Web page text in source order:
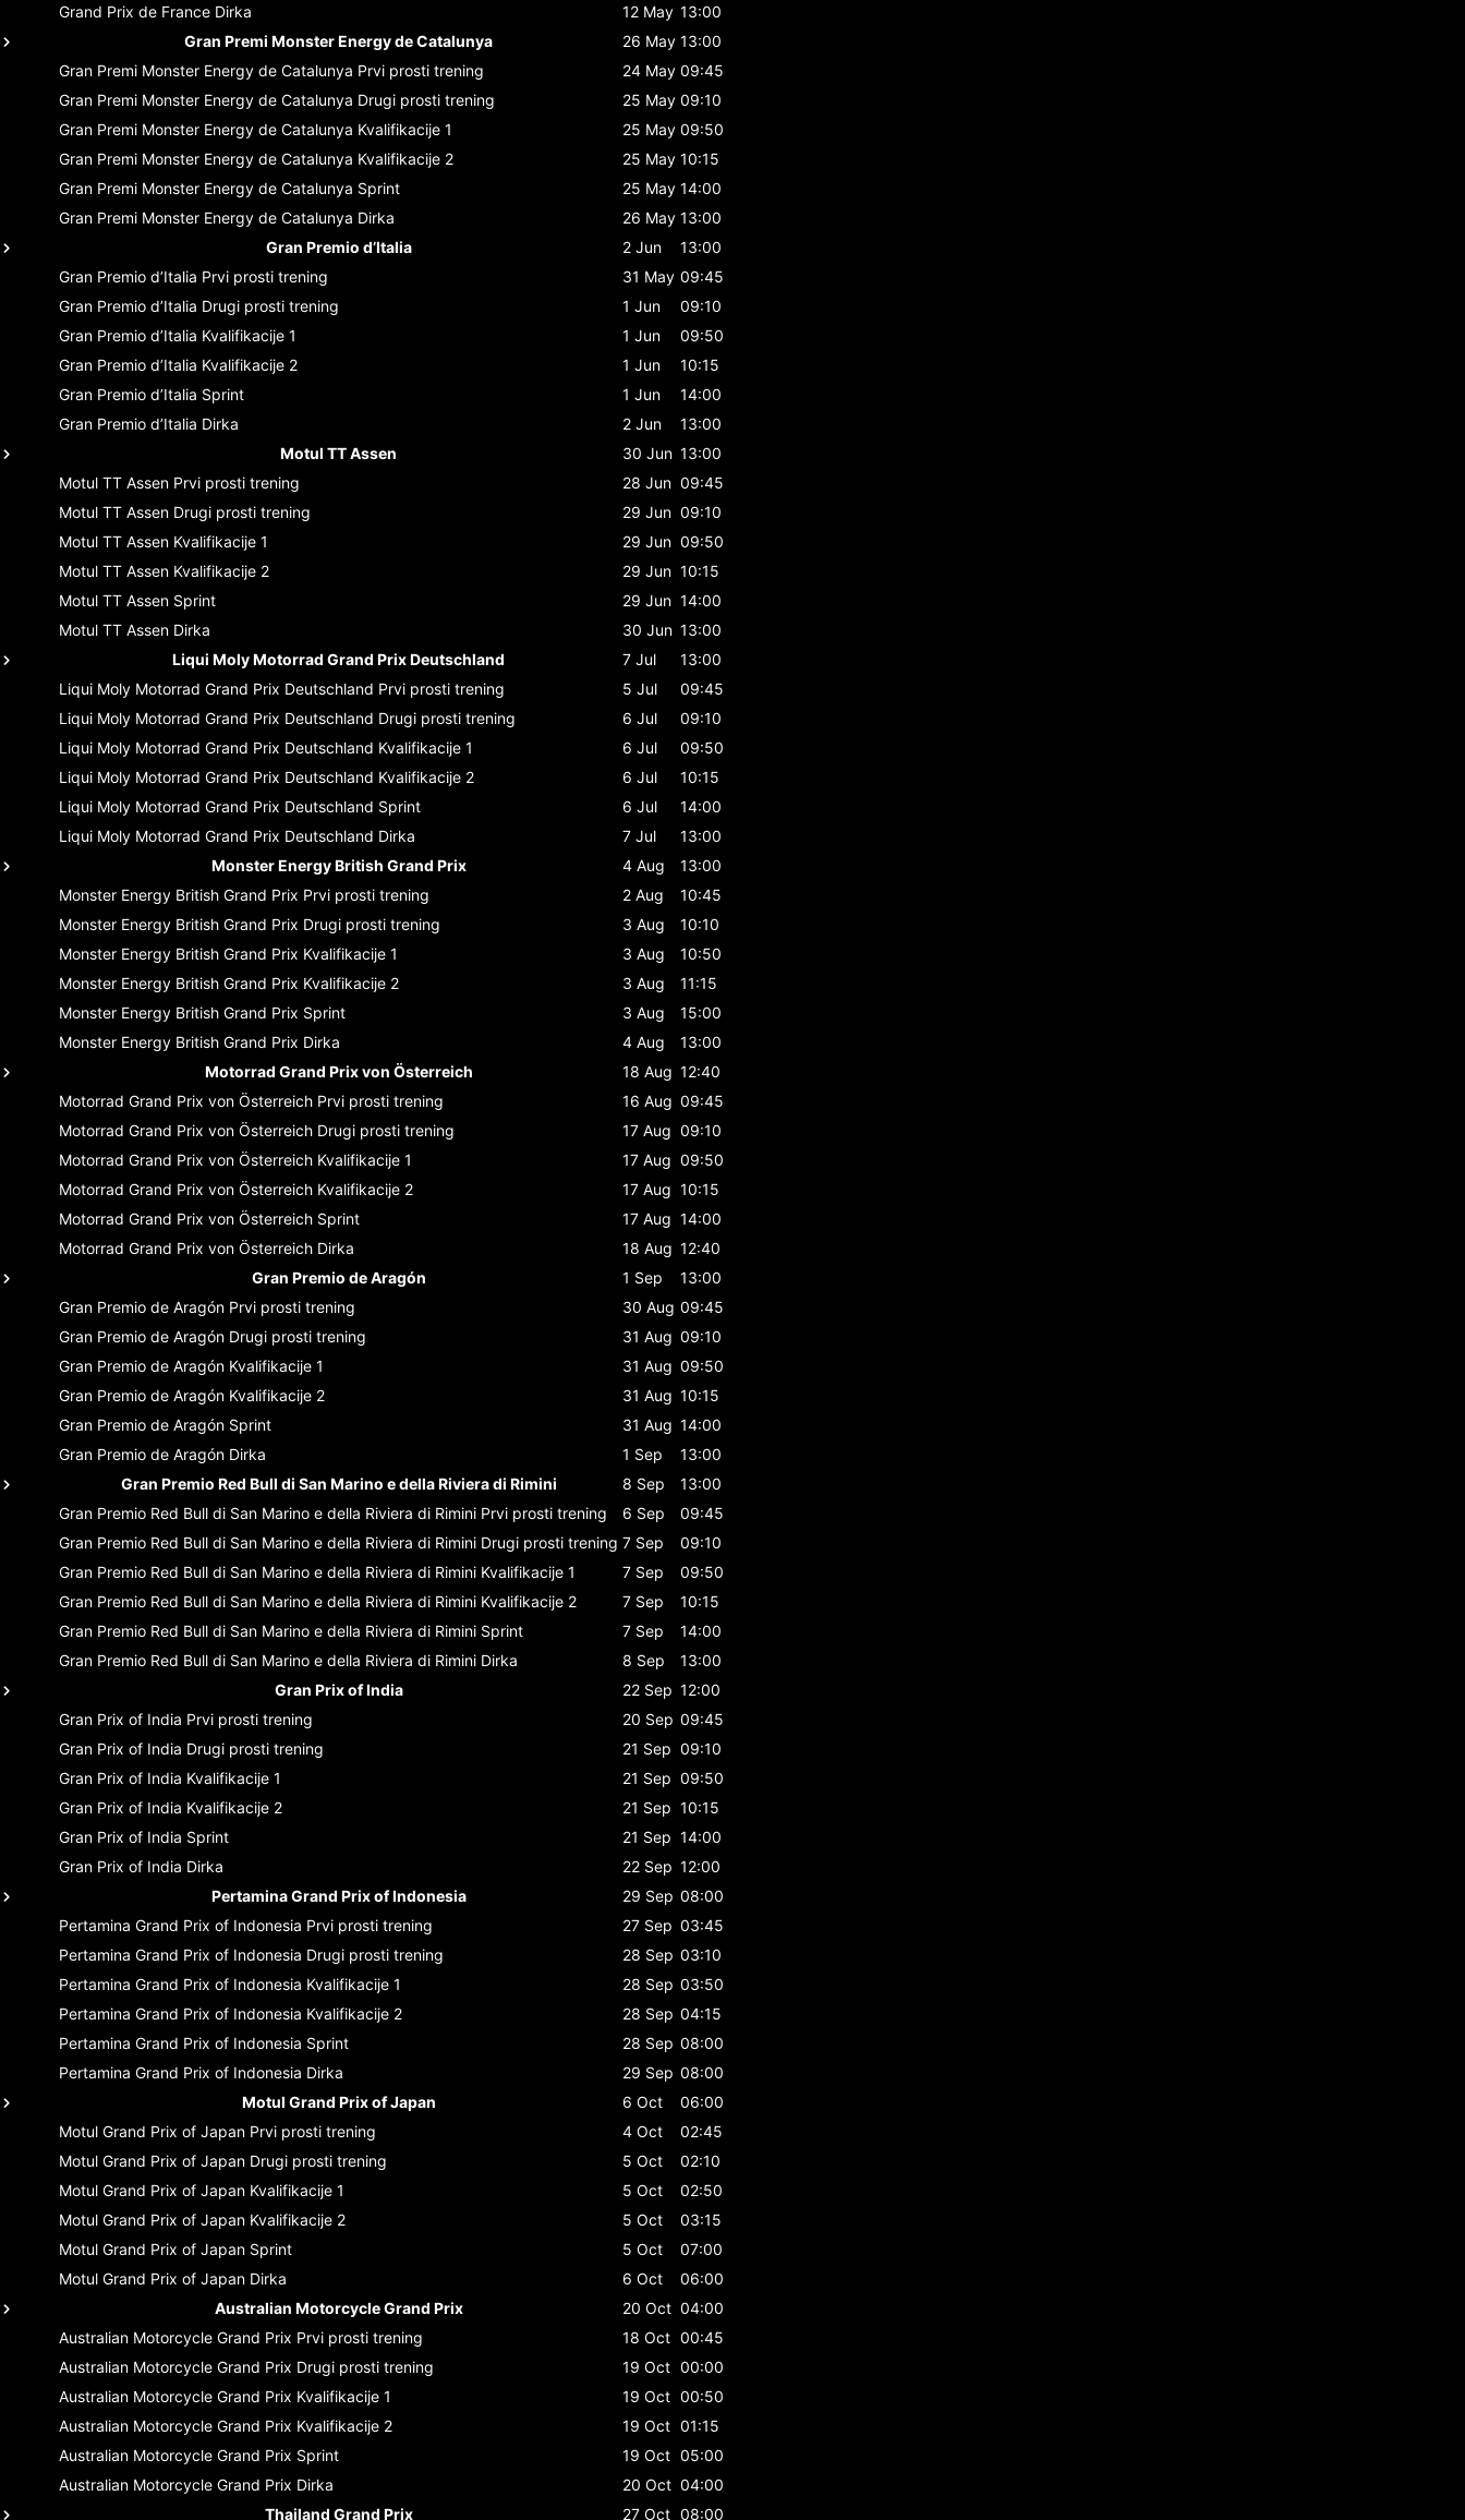
Grand Prix de France Dirka 12 May 13:00
Gran Premi Monster Energy de Catalunya
26 May 13:00
Gran Premi Monster Energy de Catalunya Prvi prosti trening 24 May 09:45
Gran Premi Monster Energy de Catalunya Drugi prosti trening 25 May 09:10
Gran Premi Monster Energy de Catalunya Kvalifikacije 1 25 May 09:50
Gran Premi Monster Energy de Catalunya Kvalifikacije 2 25 May 10:15
Gran Premi Monster Energy de Catalunya Sprint 25 May 14:00
Gran Premi Monster Energy de Catalunya Dirka 26 May 13:00
Gran Premio d’Italia
2 Jun
13:00
Gran Premio d’Italia Prvi prosti trening 31 May 09:45
Gran Premio d’Italia Drugi prosti trening 1 Jun
09:10
Gran Premio d’Italia Kvalifikacije 1 1 Jun
09:50
Gran Premio d’Italia Kvalifikacije 2 1 Jun
10:15
Gran Premio d’Italia Sprint 1 Jun
14:00
Gran Premio d’Italia Dirka 2 Jun
13:00
Motul TT Assen
30 Jun 13:00
Motul TT Assen Prvi prosti trening 28 Jun 09:45
Motul TT Assen Drugi prosti trening 29 Jun 09:10
Motul TT Assen Kvalifikacije 1 29 Jun 09:50
Motul TT Assen Kvalifikacije 2 29 Jun 10:15
Motul TT Assen Sprint 29 Jun 14:00
Motul TT Assen Dirka 30 Jun 13:00
Liqui Moly Motorrad Grand Prix Deutschland
7 Jul
13:00
Liqui Moly Motorrad Grand Prix Deutschland Prvi prosti trening 5 Jul
09:45
Liqui Moly Motorrad Grand Prix Deutschland Drugi prosti trening 6 Jul
09:10
Liqui Moly Motorrad Grand Prix Deutschland Kvalifikacije 1 6 Jul
09:50
Liqui Moly Motorrad Grand Prix Deutschland Kvalifikacije 2 6 Jul
10:15
Liqui Moly Motorrad Grand Prix Deutschland Sprint 6 Jul
14:00
Liqui Moly Motorrad Grand Prix Deutschland Dirka 7 Jul
13:00
Monster Energy British Grand Prix
4 Aug
13:00
Monster Energy British Grand Prix Prvi prosti trening 2 Aug
10:45
Monster Energy British Grand Prix Drugi prosti trening 3 Aug
10:10
Monster Energy British Grand Prix Kvalifikacije 1 3 Aug
10:50
Monster Energy British Grand Prix Kvalifikacije 2 3 Aug
11:15
Monster Energy British Grand Prix Sprint 3 Aug
15:00
Monster Energy British Grand Prix Dirka 4 Aug
13:00
Motorrad Grand Prix von Österreich
18 Aug 12:40
Motorrad Grand Prix von Österreich Prvi prosti trening 16 Aug 09:45
Motorrad Grand Prix von Österreich Drugi prosti trening 17 Aug 09:10
Motorrad Grand Prix von Österreich Kvalifikacije 1 17 Aug 09:50
Motorrad Grand Prix von Österreich Kvalifikacije 2 17 Aug 10:15
Motorrad Grand Prix von Österreich Sprint 17 Aug 14:00
Motorrad Grand Prix von Österreich Dirka 18 Aug 12:40
Gran Premio de Aragón
1 Sep
13:00
Gran Premio de Aragón Prvi prosti trening 30 Aug 09:45
Gran Premio de Aragón Drugi prosti trening 31 Aug 09:10
Gran Premio de Aragón Kvalifikacije 1 31 Aug 09:50
Gran Premio de Aragón Kvalifikacije 2 31 Aug 10:15
Gran Premio de Aragón Sprint 31 Aug 14:00
Gran Premio de Aragón Dirka 1 Sep
13:00
Gran Premio Red Bull di San Marino e della Riviera di Rimini
8 Sep
13:00
Gran Premio Red Bull di San Marino e della Riviera di Rimini Prvi prosti trening 6 Sep
09:45
Gran Premio Red Bull di San Marino e della Riviera di Rimini Drugi prosti trening 7 Sep
09:10
Gran Premio Red Bull di San Marino e della Riviera di Rimini Kvalifikacije 1 7 Sep
09:50
Gran Premio Red Bull di San Marino e della Riviera di Rimini Kvalifikacije 2 7 Sep
10:15
Gran Premio Red Bull di San Marino e della Riviera di Rimini Sprint 7 Sep
14:00
Gran Premio Red Bull di San Marino e della Riviera di Rimini Dirka 8 Sep
13:00
Gran Prix of India
22 Sep 12:00
Gran Prix of India Prvi prosti trening 20 Sep 09:45
Gran Prix of India Drugi prosti trening 21 Sep 09:10
Gran Prix of India Kvalifikacije 1 21 Sep 09:50
Gran Prix of India Kvalifikacije 2 21 Sep 10:15
Gran Prix of India Sprint 21 Sep 14:00
Gran Prix of India Dirka 22 Sep 12:00
Pertamina Grand Prix of Indonesia
29 Sep 08:00
Pertamina Grand Prix of Indonesia Prvi prosti trening 27 Sep 03:45
Pertamina Grand Prix of Indonesia Drugi prosti trening 28 Sep 03:10
Pertamina Grand Prix of Indonesia Kvalifikacije 1 28 Sep 03:50
Pertamina Grand Prix of Indonesia Kvalifikacije 2 28 Sep 04:15
Pertamina Grand Prix of Indonesia Sprint 28 Sep 08:00
Pertamina Grand Prix of Indonesia Dirka 29 Sep 08:00
Motul Grand Prix of Japan
6 Oct
06:00
Motul Grand Prix of Japan Prvi prosti trening 4 Oct
02:45
Motul Grand Prix of Japan Drugi prosti trening 5 Oct
02:10
Motul Grand Prix of Japan Kvalifikacije 1 5 Oct
02:50
Motul Grand Prix of Japan Kvalifikacije 2 5 Oct
03:15
Motul Grand Prix of Japan Sprint 5 Oct
07:00
Motul Grand Prix of Japan Dirka 6 Oct
06:00
Australian Motorcycle Grand Prix
20 Oct 04:00
Australian Motorcycle Grand Prix Prvi prosti trening 18 Oct 00:45
Australian Motorcycle Grand Prix Drugi prosti trening 19 Oct 00:00
Australian Motorcycle Grand Prix Kvalifikacije 1 19 Oct 00:50
Australian Motorcycle Grand Prix Kvalifikacije 2 19 Oct 01:15
Australian Motorcycle Grand Prix Sprint 19 Oct 05:00
Australian Motorcycle Grand Prix Dirka 20 Oct 04:00
Thailand Grand Prix
27 Oct 08:00